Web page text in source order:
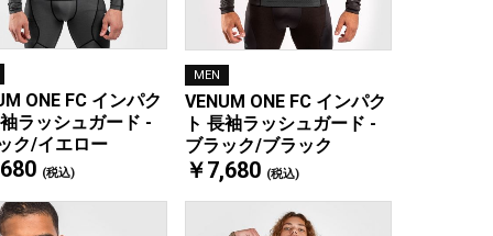
ONE FC インパク
袖ラッシュガード -
ク/イエロー
(税込)
MEN
VENUM ONE FC インパク
ト 長袖ラッシュガード -
ブラック/ブラック
￥7,680 (税込)